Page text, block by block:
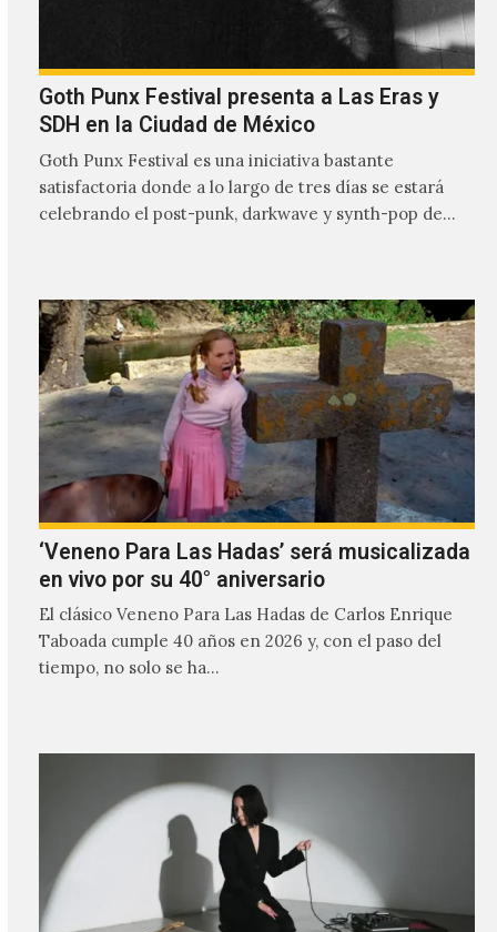
Goth Punx Festival presenta a Las Eras y
SDH en la Ciudad de México
Goth Punx Festival es una iniciativa bastante
satisfactoria donde a lo largo de tres días se estará
celebrando el post-punk, darkwave y synth-pop de
‘Veneno Para Las Hadas’ será musicalizada
en vivo por su 40° aniversario
El clásico Veneno Para Las Hadas de Carlos Enrique
Taboada cumple 40 años en 2026 y, con el paso del
tiempo, no solo se ha…